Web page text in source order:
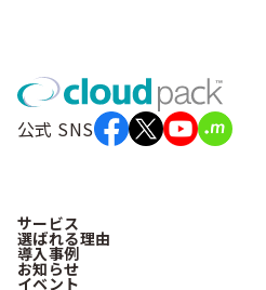
公式 SNS
サービス
選ばれる理由
導入事例
お知らせ
イベント